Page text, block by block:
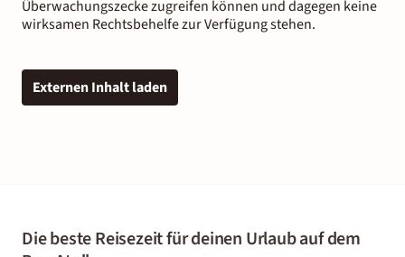
Überwachungszecke zugreifen können und dagegen keine
wirksamen Rechtsbehelfe zur Verfügung stehen.
Externen Inhalt laden
Die beste Reisezeit für deinen Urlaub auf dem